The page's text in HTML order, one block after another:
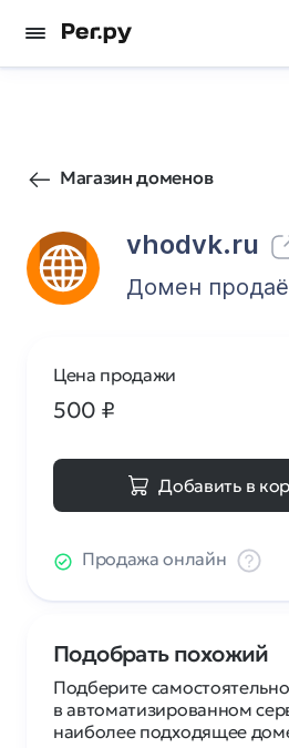
Магазин доменов
vhodvk.ru
Домен
Цена продажи
500 ₽
Добавить в
Продажа онлайн
Подобрать похожий
Подберите самостоятельно
в автоматизированном
наиболее подходящее